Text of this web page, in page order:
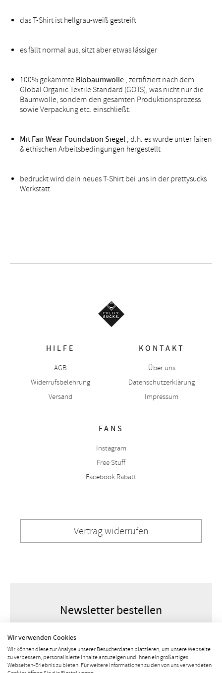
das T-Shirt ist hellgrau-weiß gestreift
es fällt normal aus, sitzt aber etwas lässiger
100% gekämmte Biobaumwolle , zertifiziert nach dem
Global Organic Textile Standard (GOTS), was nicht nur die
Baumwolle, sondern den gesamten Produktionsprozess
sowie Verpackung etc. einschließt.
Mit Fair Wear Foundation Siegel , d.h. es wurde unter fairen
& ethischen Arbeitsbedingungen hergestellt
bedruckt wird dein neues T-Shirt bei uns in der prettysucks
Werkstatt
HILFE
AGB
Widerrufsbelehrung
Versand
KONTAKT
Über uns
Datenschutzerklärung
Impressum
FANS
Instagram
Free Stuff
Facebook Rabatt
Vertrag widerrufen
Newsletter bestellen
Wir verwenden Cookies
Wir können diese zur Analyse unserer Besucherdaten platzieren, um unsere Webseite
zu verbessern, personalisierte Inhalte anzuzeigen und Ihnen ein großartiges
Webseiten-Erlebnis zu bieten. Für weitere Informationen zu den von uns verwendeten